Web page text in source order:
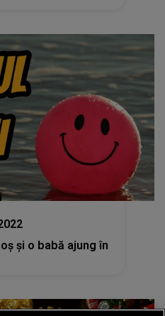
şi o babă ajung în